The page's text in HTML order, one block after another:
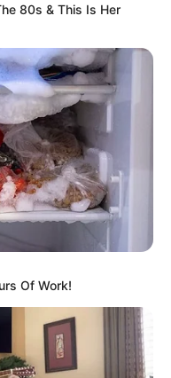
80s & This Is Her
Of Work!